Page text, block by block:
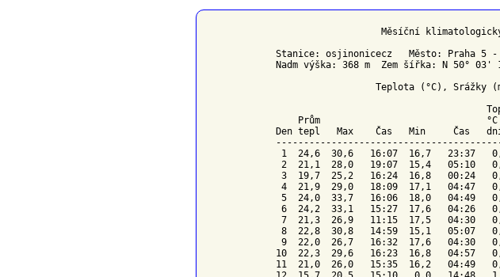
Měsíční
Stanice: osjinonicecz   Město: Praha 5
Nadm výška: 368 m  Zem šířka: N 50°
Teplota (°C), Srážky
Prům
Den tepl   Max    Čas   Min     Čas
1  24,6  30,6   16:07  16,7   23:37
2  21,1  28,0   19:07  15,4   05:10
3  19,7  25,2   16:24  16,8   00:24
4  21,9  29,0   18:09  17,1   04:47
5  24,0  33,7   16:06  18,0   04:49
6  24,2  33,1   15:27  17,6   04:26
7  21,3  26,9   11:15  17,5   04:30
8  22,8  30,8   14:59  15,1   05:07
9  22,0  26,7   16:32  17,6   04:30
10  22,3  29,6   16:23  16,8   04:57
11  21,0  26,0   15:35  16,2   04:49